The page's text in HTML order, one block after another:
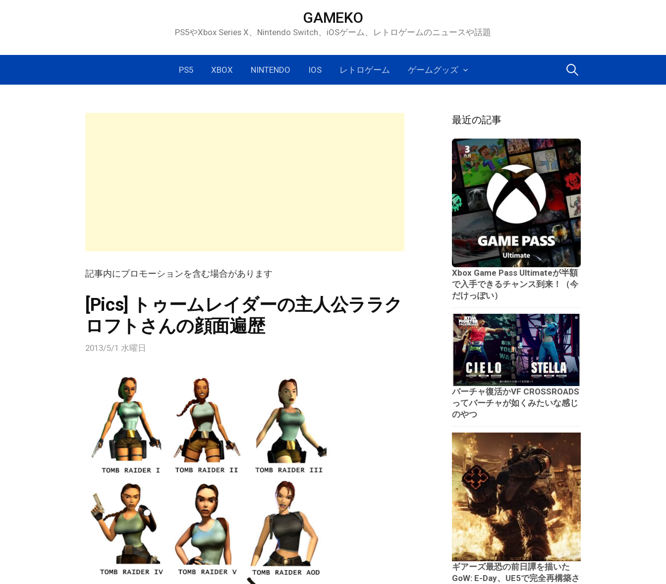
GAMEKO
PS5やXbox Series X、Nintendo Switch、iOSゲーム、レトロゲームのニュースや話題
PS5 XBOX NINTENDO IOS レトロゲーム ゲームグッズ 検
記事内にプロモーションを含む場合があります
[Pics] トゥームレイダーの主人公ララク
ロフトさんの顔面遍歴
2013/5/1 水曜日
最近の記事
Xbox Game Pass Ultimateが半額
で入手できるチャンス到来！（今
だけっぽい）
バーチャ復活かVF CROSSROADS
ってバーチャが如くみたいな感じ
のやつ
ギアーズ最恐の前日譚を描いた
GoW: E-Day、UE5で完全再構築さ